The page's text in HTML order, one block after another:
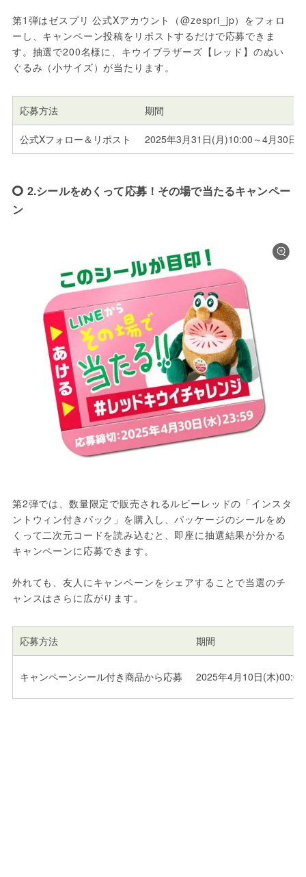
第1弾はゼスプリ 公式Xアカウント（@zespri_jp）をフォロ
ーし、キャンペーン投稿をリポストするだけで応募できま
す。抽選で200名様に、キウイブラザーズ【レッド】のぬい
ぐるみ（小サイズ）が当たります。
応募方法 期間
公式Xフォロー＆リポスト 2025年3月31日(月)10:00～4月30日(
2.シールをめくって応募！その場で当たるキャンペー
ン
第2弾では、数量限定で販売されるルビーレッドの「インスタ
ントウィン付きパック」を購入し、パッケージのシールをめ
くって二次元コードを読み込むと、即座に抽選結果が分かる
キャンペーンに応募できます。
外れても、友人にキャンペーンをシェアすることで当選のチ
ャンスはさらに広がります。
応募方法 期間
キャンペーンシール付き商品から応募 2025年4月10日(木